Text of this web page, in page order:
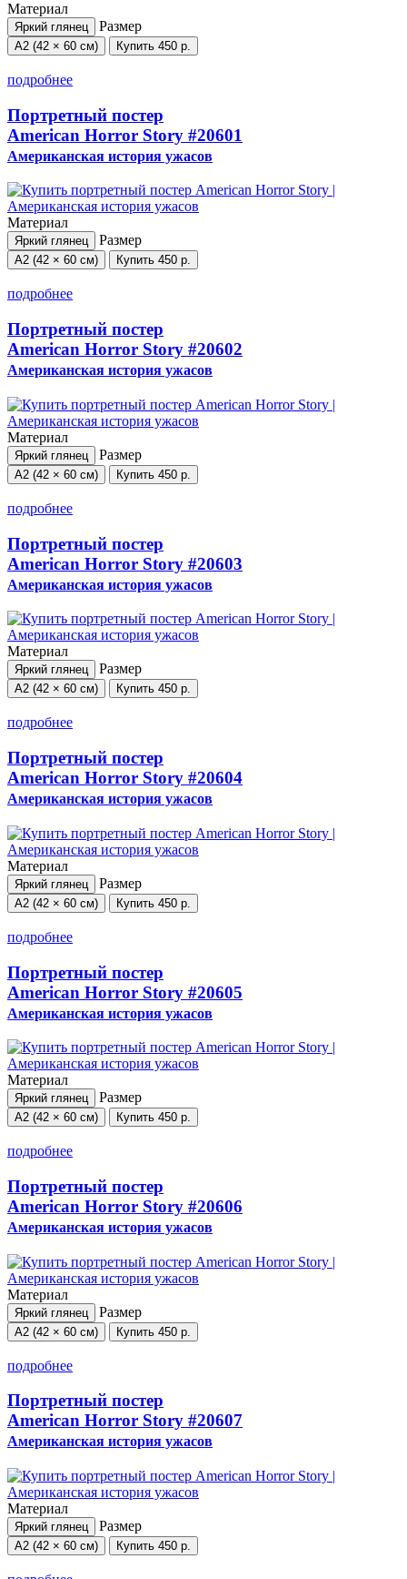
Материал
Яркий глянец Размер
А2 (42 × 60 см) Купить 450 р.
подробнее
Портретный постер
American Horror Story #20601
Американская история ужасов
Материал
Яркий глянец Размер
А2 (42 × 60 см) Купить 450 р.
подробнее
Портретный постер
American Horror Story #20602
Американская история ужасов
Материал
Яркий глянец Размер
А2 (42 × 60 см) Купить 450 р.
подробнее
Портретный постер
American Horror Story #20603
Американская история ужасов
Материал
Яркий глянец Размер
А2 (42 × 60 см) Купить 450 р.
подробнее
Портретный постер
American Horror Story #20604
Американская история ужасов
Материал
Яркий глянец Размер
А2 (42 × 60 см) Купить 450 р.
подробнее
Портретный постер
American Horror Story #20605
Американская история ужасов
Материал
Яркий глянец Размер
А2 (42 × 60 см) Купить 450 р.
подробнее
Портретный постер
American Horror Story #20606
Американская история ужасов
Материал
Яркий глянец Размер
А2 (42 × 60 см) Купить 450 р.
подробнее
Портретный постер
American Horror Story #20607
Американская история ужасов
Материал
Яркий глянец Размер
А2 (42 × 60 см) Купить 450 р.